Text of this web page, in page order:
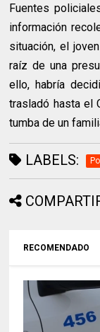
Fuentes
información
situación, el
raíz de una
ello, habría
trasladó hasta el
tumba de un
LABELS:
RECOMENDADO